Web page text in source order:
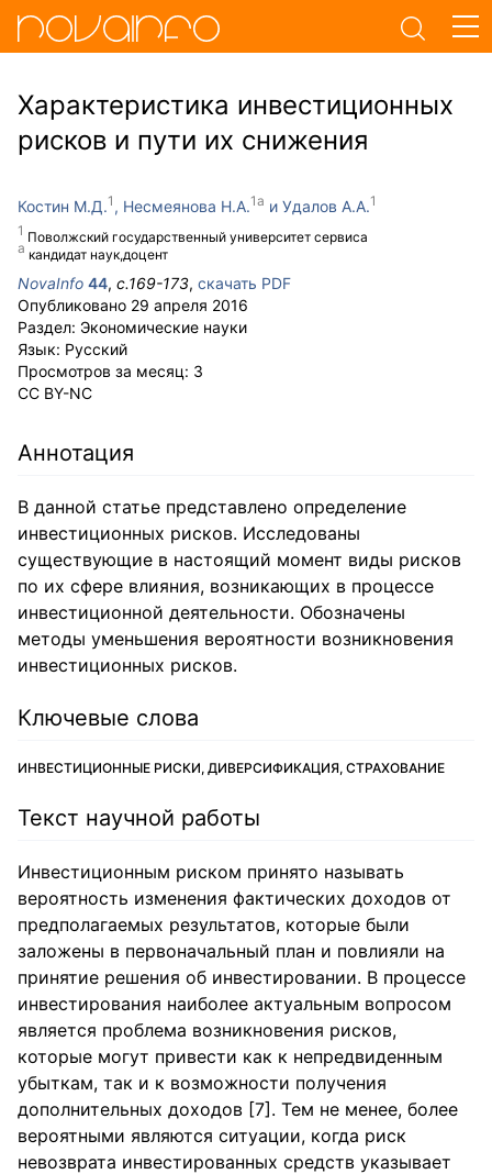
Характеристика инвестиционных
рисков и пути их снижения
Костин М.Д.
Поволжский государственный университет сервиса
Несмеянова Н.А.
кандидат наук,доцент
Удалов А.А.
NovaInfo 44, с.169-173, скачать PDF
Опубликовано 29 апреля 2016
Раздел: Экономические науки
Язык: Русский
Просмотров за месяц: 3
CC BY-NC
Аннотация
В данной статье представлено определение
инвестиционных рисков. Исследованы
существующие в настоящий момент виды рисков
по их сфере влияния, возникающих в процессе
инвестиционной деятельности. Обозначены
методы уменьшения вероятности возникновения
инвестиционных рисков.
Ключевые слова
ИНВЕСТИЦИОННЫЕ РИСКИ, ДИВЕРСИФИКАЦИЯ, СТРАХОВАНИЕ
Текст научной работы
Инвестиционным риском принято называть
вероятность изменения фактических доходов от
предполагаемых результатов, которые были
заложены в первоначальный план и повлияли на
принятие решения об инвестировании. В процессе
инвестирования наиболее актуальным вопросом
является проблема возникновения рисков,
которые могут привести как к непредвиденным
убыткам, так и к возможности получения
дополнительных доходов [7]. Тем не менее, более
вероятными являются ситуации, когда риск
невозврата инвестированных средств указывает